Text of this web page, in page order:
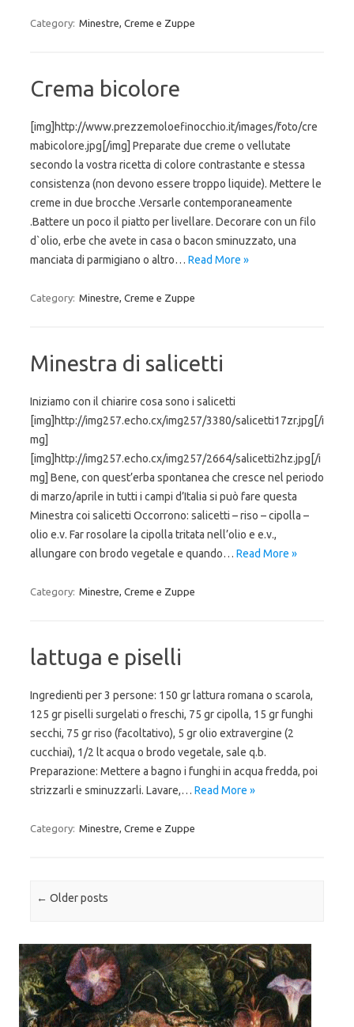
Category: Minestre, Creme e Zuppe
Crema bicolore
[img]http://www.prezzemoloefinocchio.it/images/foto/cre
mabicolore.jpg[/img] Preparate due creme o vellutate
secondo la vostra ricetta di colore contrastante e stessa
consistenza (non devono essere troppo liquide). Mettere le
creme in due brocche .Versarle contemporaneamente
.Battere un poco il piatto per livellare. Decorare con un filo
d`olio, erbe che avete in casa o bacon sminuzzato, una
manciata di parmigiano o altro… Read More »
Category: Minestre, Creme e Zuppe
Minestra di salicetti
Iniziamo con il chiarire cosa sono i salicetti
[img]http://img257.echo.cx/img257/3380/salicetti17zr.jpg[/i
mg]
[img]http://img257.echo.cx/img257/2664/salicetti2hz.jpg[/i
mg] Bene, con quest’erba spontanea che cresce nel periodo
di marzo/aprile in tutti i campi d’Italia si può fare questa
Minestra coi salicetti Occorrono: salicetti – riso – cipolla –
olio e.v. Far rosolare la cipolla tritata nell’olio e e.v.,
allungare con brodo vegetale e quando… Read More »
Category: Minestre, Creme e Zuppe
lattuga e piselli
Ingredienti per 3 persone: 150 gr lattura romana o scarola,
125 gr piselli surgelati o freschi, 75 gr cipolla, 15 gr funghi
secchi, 75 gr riso (facoltativo), 5 gr olio extravergine (2
cucchiai), 1/2 lt acqua o brodo vegetale, sale q.b.
Preparazione: Mettere a bagno i funghi in acqua fredda, poi
strizzarli e sminuzzarli. Lavare,… Read More »
Category: Minestre, Creme e Zuppe
Post navigation
← Older posts